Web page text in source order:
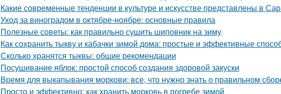
Какие современные тенденции в культуре и искусстве представлены в
Уход за виноградом в октябре-ноябре: основные правила
Полезные советы: как правильно сушить шиповник на зиму
Как сохранить тыкву и кабачки зимой дома: простые и эффективные
Сколько хранятся тыквы: общие рекомендации
Посушивание яблок: простой способ создания здоровой закуски
Время для выкапывания моркови: все, что нужно знать о правильном
Просто и эффективно: как хранить морковь в погребе зимой